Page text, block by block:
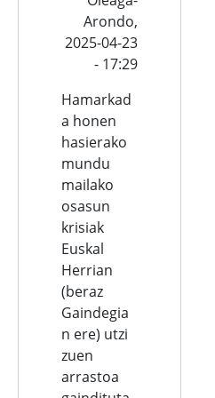
Arondo,
2025-04-23
- 17:29
Hamarkad
a honen
hasierako
mundu
mailako
osasun
krisiak
Euskal
Herrian
(beraz
Gaindegia
n ere) utzi
zuen
arrastoa